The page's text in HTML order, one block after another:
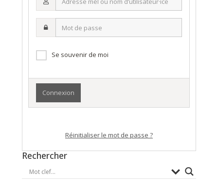
mél
nom
d’utilisateur·ice
Se souvenir de moi
Réinitialiser le mot de passe ?
Rechercher